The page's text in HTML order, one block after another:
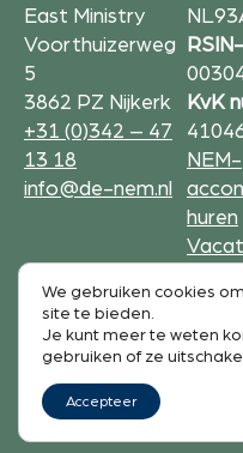
East Ministry
Voorthuizerweg
5
3862 PZ Nijkerk
+31 (0)342 – 47
13 18
info@de-nem.nl
KvK
NEM-
huren
Formulieren op deze
reCAPTCHA.
De Google Privacy Policy
van toepassing.
We gebruiken cookies
site te bieden.
Je kunt meer te weten
gebruiken of ze
Accepteer